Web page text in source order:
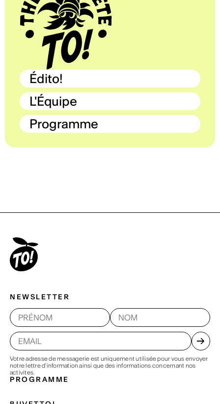
Édito!
L'Équipe
Programme
NEWSLETTER
Votre adresse de messagerie est uniquement utilisée pour vous envoyer
notre lettre d'information ainsi que des informations concernant nos
activites.
PROGRAMME